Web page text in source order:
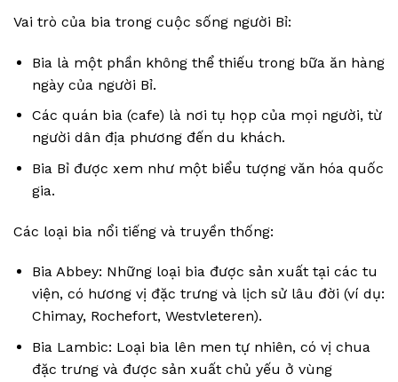
Vai trò của bia trong cuộc sống người Bỉ:
Bia là một phần không thể thiếu trong bữa ăn hàng
ngày của người Bỉ.
Các quán bia (cafe) là nơi tụ họp của mọi người, từ
người dân địa phương đến du khách.
Bia Bỉ được xem như một biểu tượng văn hóa quốc
gia.
Các loại bia nổi tiếng và truyền thống:
Bia Abbey: Những loại bia được sản xuất tại các tu
viện, có hương vị đặc trưng và lịch sử lâu đời (ví dụ:
Chimay, Rochefort, Westvleteren).
Bia Lambic: Loại bia lên men tự nhiên, có vị chua
đặc trưng và được sản xuất chủ yếu ở vùng